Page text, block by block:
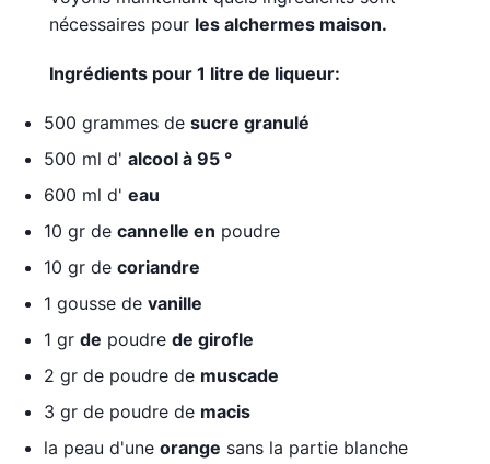
nécessaires pour les alchermes maison.
Ingrédients pour 1 litre de liqueur:
500 grammes de sucre granulé
500 ml d' alcool à 95 °
600 ml d' eau
10 gr de cannelle en poudre
10 gr de coriandre
1 gousse de vanille
1 gr de poudre de girofle
2 gr de poudre de muscade
3 gr de poudre de macis
la peau d'une orange sans la partie blanche